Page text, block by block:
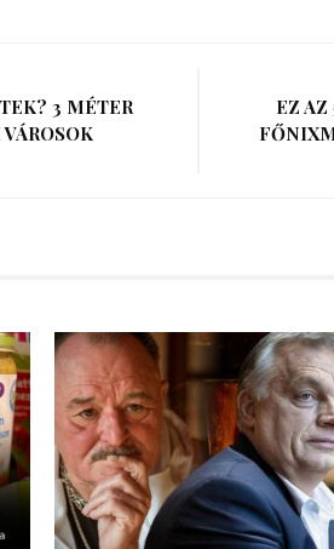
3 MÉTER
EZ